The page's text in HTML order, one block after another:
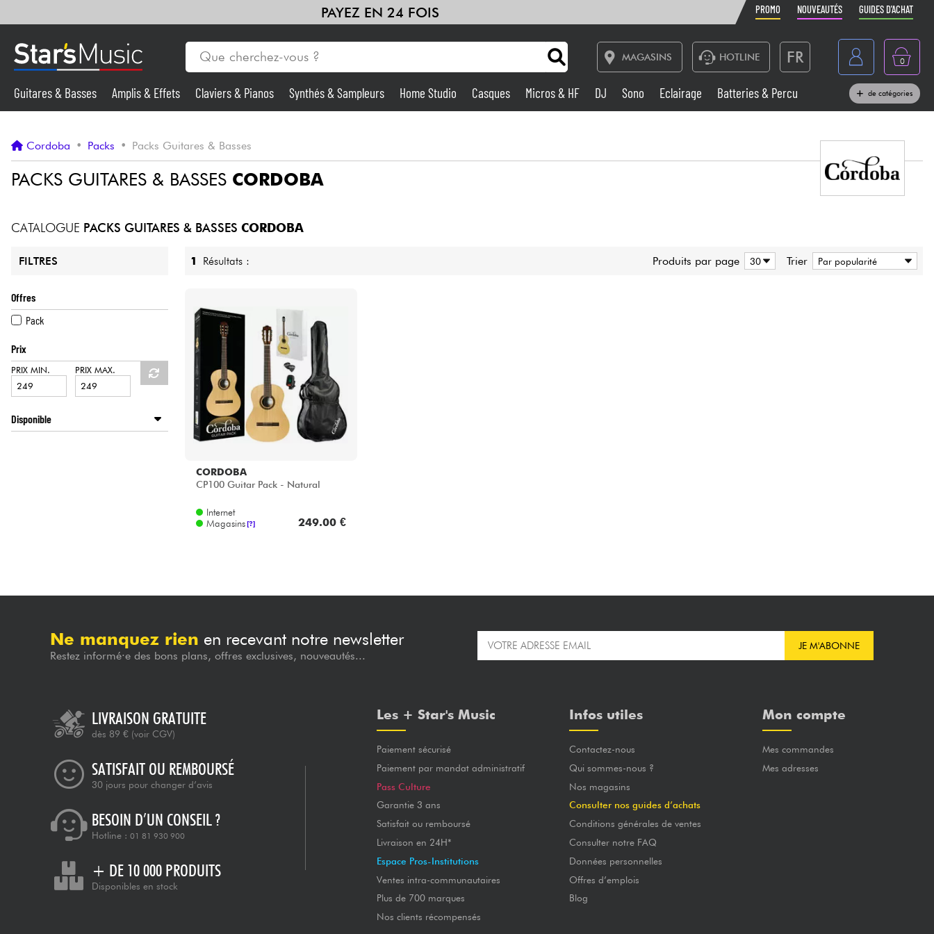
PAYEZ EN 24 FOIS PROMO NOUVEAUTÉS GUIDES D'ACHAT
MAGASINS HOTLINE FR
Belgique
België
0
Synthés & Sampleurs Home Studio Casques
HiFi
Guitares & Basses Amplis & Effets Claviers & Pianos Synthés & Sampleurs Home Studio Casques Micros & HF DJ Sono Eclairage
Batteries & Percu
de catégories
Cordoba • Packs • Packs Guitares & Basses
PACKS GUITARES & BASSES CORDOBA
CATALOGUE PACKS GUITARES & BASSES CORDOBA
FILTRES
Offres
Pack
Prix
PRIX MIN. PRIX MAX.
Disponible
1 Résultats : Produits par page Trier
CORDOBA
CP100 Guitar Pack - Natural
Internet
Magasins[?] 249.00 €
Ne manquez rien en recevant notre newsletter
Restez informé·e des bons plans, offres exclusives, nouveautés...
JE M'ABONNE
LIVRAISON GRATUITE
dès 89 € (voir CGV)
SATISFAIT OU REMBOURSÉ
30 jours pour changer d’avis
BESOIN D’UN CONSEIL ?
Hotline : 01 81 930 900
+ DE 10 000 PRODUITS
Disponibles en stock
Les + Star's Music
Paiement sécurisé
Paiement par mandat administratif
Pass Culture
Garantie 3 ans
Satisfait ou remboursé
Livraison en 24H*
Espace Pros-Institutions
Ventes intra-communautaires
Plus de 700 marques
Nos clients récompensés
Infos utiles
Contactez-nous
Qui sommes-nous ?
Nos magasins
Consulter nos guides d’achats
Conditions générales de ventes
Consulter notre FAQ
Données personnelles
Offres d’emplois
Blog
Mon compte
Mes commandes
Mes adresses